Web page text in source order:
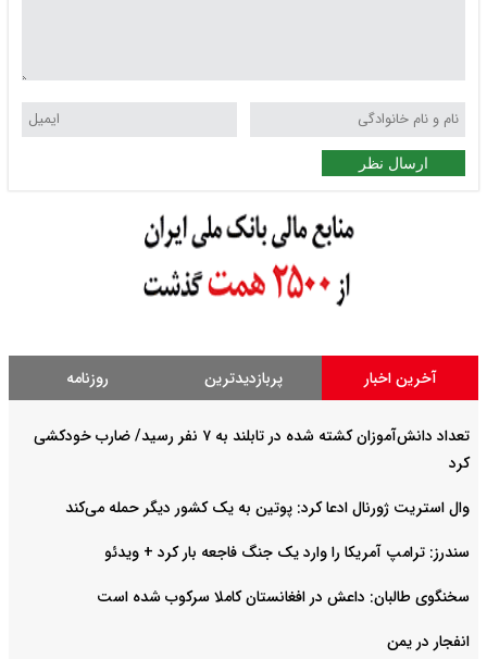
ارسال نظر
آخرین اخبار پربازدیدترین روزنامه
تعداد دانش‌آموزان کشته شده در تابلند به ۷ نفر رسید/ ضارب خودکشی
کرد
وال استریت ژورنال ادعا کرد: پوتین به یک کشور دیگر حمله می‌کند
سندرز: ترامپ آمریکا را وارد یک جنگ فاجعه بار کرد + ویدئو
سخنگوی طالبان: داعش در افغانستان کاملا سرکوب شده است
انفجار در یمن